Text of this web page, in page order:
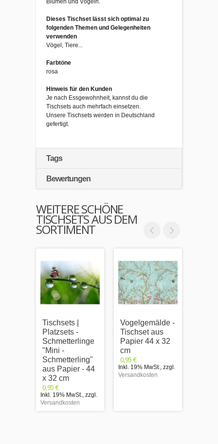
Blumen und Vögeln.
Dieses Tischset lässt sich optimal zu
folgenden Themen und Gelegenheiten
verwenden
Vögel, Tiere...
Farbtöne
rosa
Hinweis für den Kunden
Je nach Essgewohnheit, kannst du die
Tischsets auch mehrfach einsetzen.
Unsere Tischsets werden in Deutschland
gefertigt.
Tags
Bewertungen
WEITERE SCHÖNE
TISCHSETS AUS DEM
SORTIMENT
Tischsets |
Platzsets -
Schmetterlinge
"Mini -
Schmetterling"
aus Papier - 44
x 32 cm
0,95 €
Inkl. 19% MwSt., zzgl.
Versandkosten
Vogelgemälde -
Tischset aus
Papier 44 x 32
cm
0,95 €
Inkl. 19% MwSt., zzgl.
Versandkosten